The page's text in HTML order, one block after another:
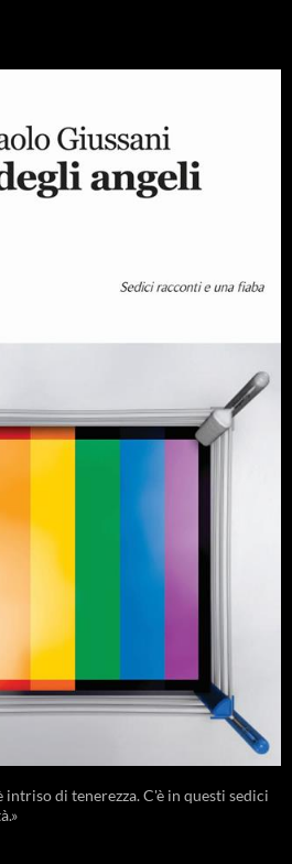
di tenerezza. C'è in questi sedici